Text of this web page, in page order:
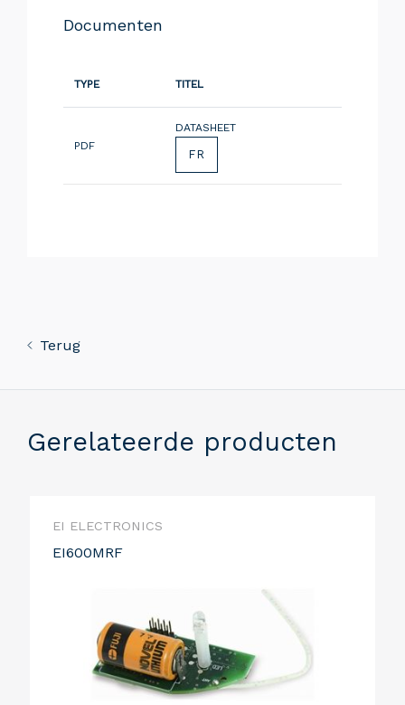
Documenten
TYPE TITEL
PDF
DATASHEET
FR
Terug
Gerelateerde producten
EI ELECTRONICS
EI600MRF